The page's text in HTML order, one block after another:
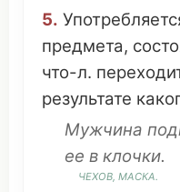
5.
предмета,
что-л.
результате
Мужчина
ее в клочки.
ЧЕХОВ, МАСКА.